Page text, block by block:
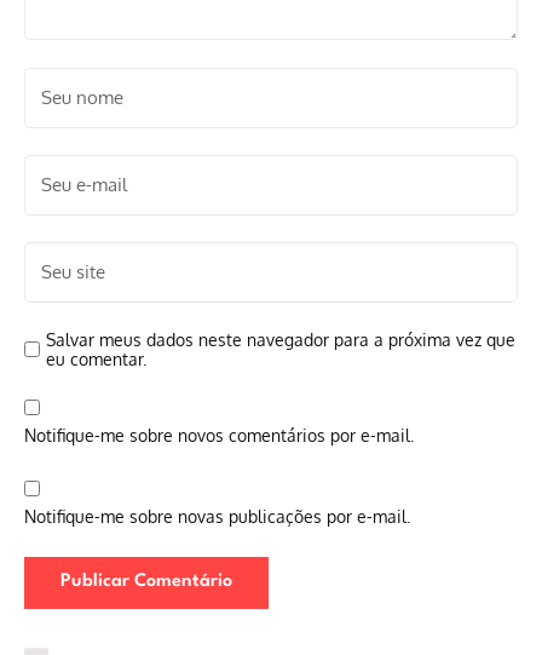
Salvar meus dados neste navegador para a próxima vez que
eu comentar.
Notifique-me sobre novos comentários por e-mail.
Notifique-me sobre novas publicações por e-mail.